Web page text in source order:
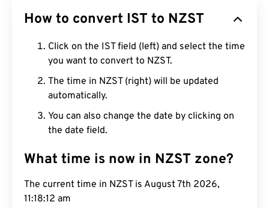
How to convert IST to NZST
Click on the IST field (left) and select the time
you want to convert to NZST.
The time in NZST (right) will be updated
automatically.
You can also change the date by clicking on
the date field.
What time is now in NZST zone?
The current time in NZST is August 7th 2026,
11:18:12 am